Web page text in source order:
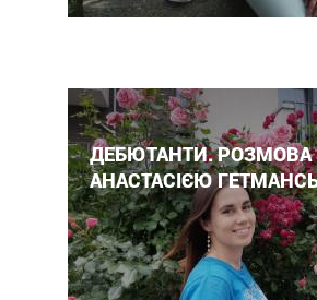
ДЕБЮТАНТИ. РОЗМОВА
АНАСТАСІЄЮ